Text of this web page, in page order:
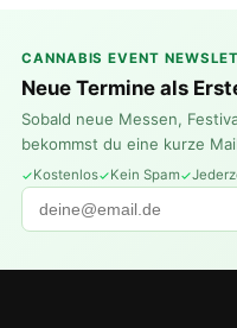
CANNABIS EVENT
Neue Termine als
Sobald neue Messen,
bekommst du eine kurze
Kostenlos Kein Spam